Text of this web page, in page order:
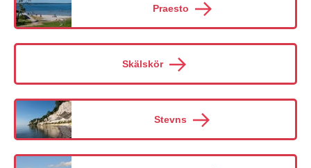
Praesto
Skälskör
Stevns